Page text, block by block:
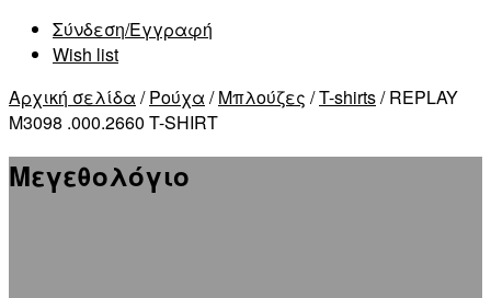
Σύνδεση/Εγγραφή
Wish list
Αρχική σελίδα /Ρούχα /Μπλούζες /T-shirts/ REPLAY
M3098 .000.2660 T-SHIRT
Μεγεθολόγιο